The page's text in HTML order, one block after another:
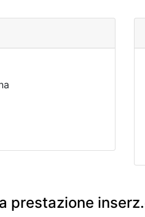
prestazione